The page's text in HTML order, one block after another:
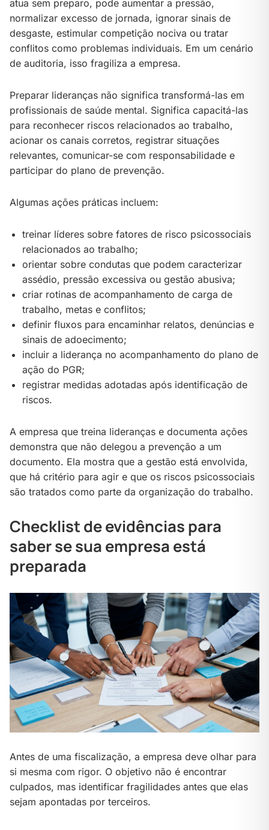
atua sem preparo, pode aumentar a pressão,
normalizar excesso de jornada, ignorar sinais de
desgaste, estimular competição nociva ou tratar
conflitos como problemas individuais. Em um cenário
de auditoria, isso fragiliza a empresa.
Preparar lideranças não significa transformá-las em
profissionais de saúde mental. Significa capacitá-las
para reconhecer riscos relacionados ao trabalho,
acionar os canais corretos, registrar situações
relevantes, comunicar-se com responsabilidade e
participar do plano de prevenção.
Algumas ações práticas incluem:
treinar líderes sobre fatores de risco psicossociais
relacionados ao trabalho;
orientar sobre condutas que podem caracterizar
assédio, pressão excessiva ou gestão abusiva;
criar rotinas de acompanhamento de carga de
trabalho, metas e conflitos;
definir fluxos para encaminhar relatos, denúncias e
sinais de adoecimento;
incluir a liderança no acompanhamento do plano de
ação do PGR;
registrar medidas adotadas após identificação de
riscos.
A empresa que treina lideranças e documenta ações
demonstra que não delegou a prevenção a um
documento. Ela mostra que a gestão está envolvida,
que há critério para agir e que os riscos psicossociais
são tratados como parte da organização do trabalho.
Checklist de evidências para
saber se sua empresa está
preparada
Antes de uma fiscalização, a empresa deve olhar para
si mesma com rigor. O objetivo não é encontrar
culpados, mas identificar fragilidades antes que elas
sejam apontadas por terceiros.